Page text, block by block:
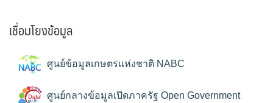
เชื่อมโยงข้อมูล
ศูนย์ข้อมูลเกษตรแห่งชาติ NABC
ศูนย์กลางข้อมูลเปิดภาครัฐ Open Government